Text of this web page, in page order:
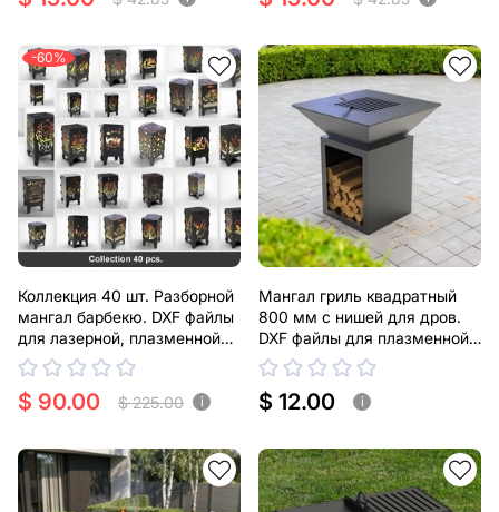
-60%
Коллекция 40 шт. Разборной
мангал барбекю. DXF файлы
для лазерной, плазменной
резки. Корзины гриль
$ 90.00 $ 225.00 i
Мангал гриль квадратный
800 мм с нишей для дров.
DXF файлы для плазменной,
лазерной резки
$ 12.00 i